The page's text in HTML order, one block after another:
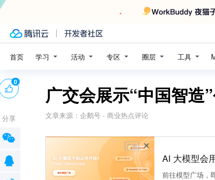
首页 学习 活动 专区 圈层 工具
广交会展示“中国智造
文章来源： 企鹅号 - 商业热点评论
广告
AI 大模型会
前往模型广场，
0
分享